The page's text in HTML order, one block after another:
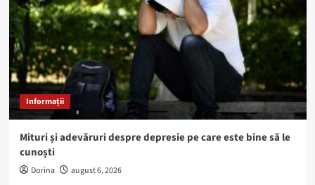
Informații
Mituri și adevăruri despre depresie pe care este bine să le
cunoști
Dorina august 6, 2026